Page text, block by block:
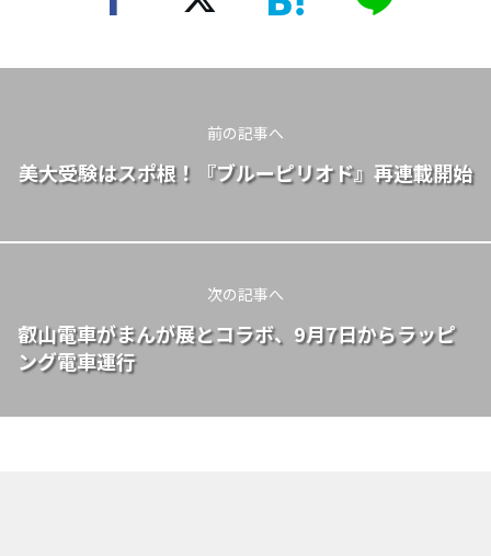
前の記事へ
美大受験はスポ根！『ブルーピリオド』再連載開始
次の記事へ
叡山電車がまんが展とコラボ、9月7日からラッピ
ング電車運行